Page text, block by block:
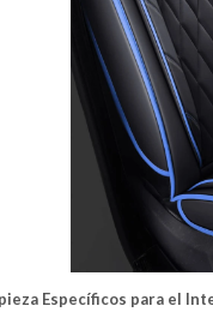
Específicos para el